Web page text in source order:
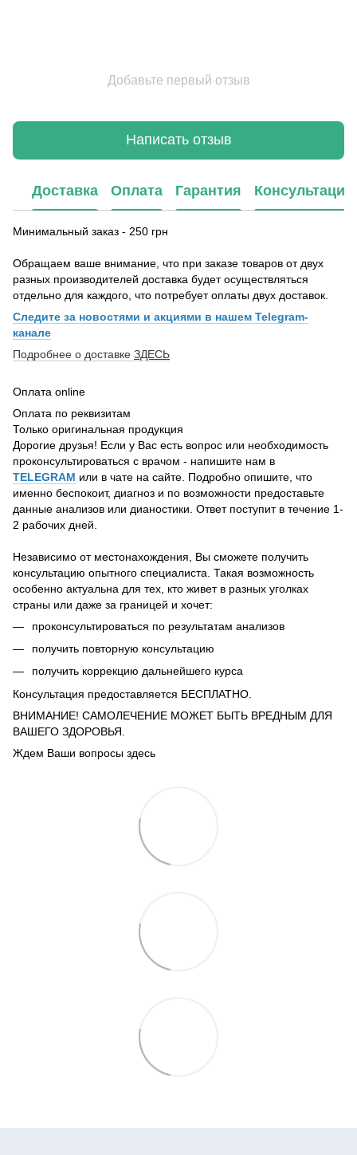
Добавьте первый отзыв
Написать отзыв
Доставка Оплата Гарантия Консультация
Минимальный заказ - 250 грн
Обращаем ваше внимание, что при заказе товаров от двух
разных производителей доставка будет осуществляться
отдельно для каждого, что потребует оплаты двух доставок.
Следите за новостями и акциями в нашем Telegram-
канале
Подробнее о доставке ЗДЕСЬ
Оплата online
Оплата по реквизитам
Только оригинальная продукция
Дорогие друзья! Если у Вас есть вопрос или необходимость
проконсультироваться с врачом - напишите нам в
TELEGRAM или в чате на сайте. Подробно опишите, что
именно беспокоит, диагноз и по возможности предоставьте
данные анализов или дианостики. Ответ поступит в течение 1-
2 рабочих дней.
Независимо от местонахождения, Вы сможете получить
консультацию опытного специалиста. Такая возможность
особенно актуальна для тех, кто живет в разных уголках
страны или даже за границей и хочет:
проконсультироваться по результатам анализов
получить повторную консультацию
получить коррекцию дальнейшего курса
Консультация предоставляется БЕСПЛАТНО.
ВНИМАНИЕ! САМОЛЕЧЕНИЕ МОЖЕТ БЫТЬ ВРЕДНЫМ ДЛЯ
ВАШЕГО ЗДОРОВЬЯ.
Ждем Ваши вопросы здесь